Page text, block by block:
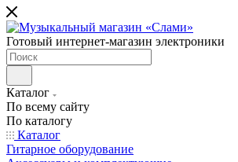
Готовый интернет-магазин электроники
Каталог
По всему сайту
По каталогу
Каталог
Гитарное оборудование